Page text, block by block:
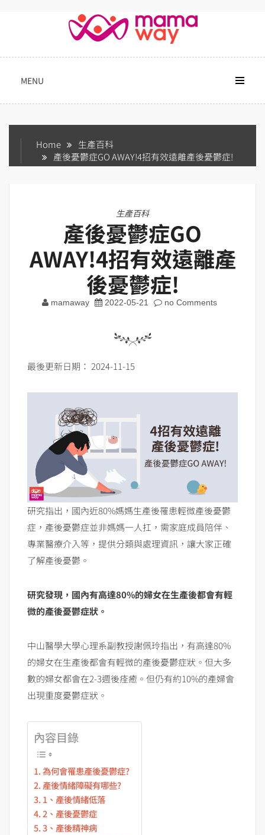
MENU
Home
生產百科
產後憂鬱症GO AWAY!4招有效遠離產後憂鬱症!
生產百科
產後憂鬱症GO
AWAY!4招有效遠離產
後憂鬱症!
mamaway 2022-05-21 no Comments
最後更新日期： 2024-11-15
研究指出，國內近80%媽媽生產後罹患輕微產後憂鬱
症，產後憂鬱症並非媽媽一人扛，需家庭成員陪伴、
專業醫療介入等，提供分類與處理資訊，讓大家正確
了解產後憂鬱。
研究發現，國內有高達80%的婦女在生產後都會有輕
微的產後憂鬱症狀。
中山醫學大學心理系副教授謝佩玲指出，有高達80%
的婦女在生產後都會有輕微的產後憂鬱症狀。但大多
數的婦女都會在2-3週後痊癒。但仍有約10%的產婦會
出現重度憂鬱症狀。
內容目錄
為何會罹患產後憂鬱症?
產後情緒障礙有哪些?
1、產後情緒低落
2、產後憂鬱症
3、產後精神病